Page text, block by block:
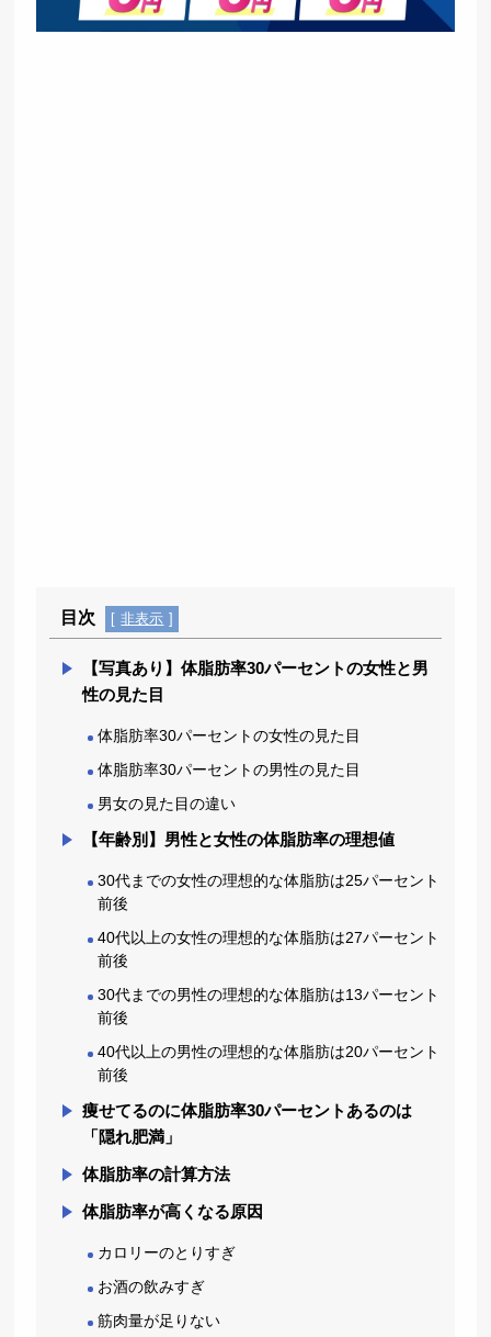
目次 [ 非表示 ]
【写真あり】体脂肪率30パーセントの女性と男
性の見た目
体脂肪率30パーセントの女性の見た目
体脂肪率30パーセントの男性の見た目
男女の見た目の違い
【年齢別】男性と女性の体脂肪率の理想値
30代までの女性の理想的な体脂肪は25パーセント
前後
40代以上の女性の理想的な体脂肪は27パーセント
前後
30代までの男性の理想的な体脂肪は13パーセント
前後
40代以上の男性の理想的な体脂肪は20パーセント
前後
痩せてるのに体脂肪率30パーセントあるのは
「隠れ肥満」
体脂肪率の計算方法
体脂肪率が高くなる原因
カロリーのとりすぎ
お酒の飲みすぎ
筋肉量が足りない